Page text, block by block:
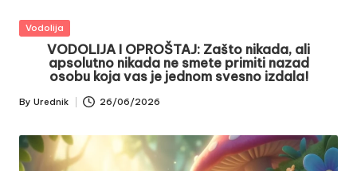
Posted
Vodolija
VODOLIJA I OPROŠTAJ: Zašto nikada, ali
apsolutno nikada ne smete primiti nazad
osobu koja vas je jednom svesno izdala!
Posted
By Urednik 26/06/2026